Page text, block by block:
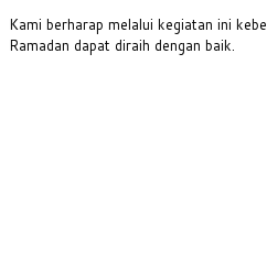
Kami berharap melalui kegiatan ini
Ramadan dapat diraih dengan baik.